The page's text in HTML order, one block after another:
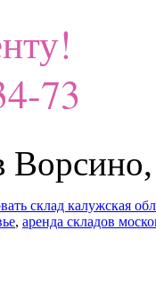
73
склад калужская
, аренда складов